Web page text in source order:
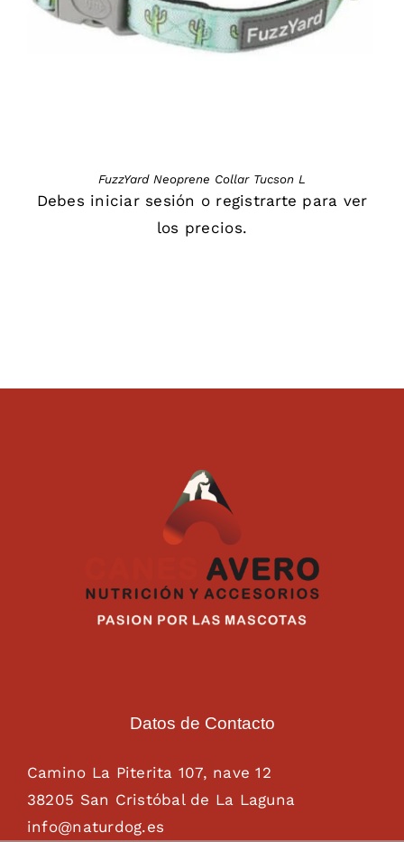
FuzzYard Neoprene Collar Tucson L
Debes iniciar sesión o registrarte para ver
los precios.
Datos de Contacto
Camino La Piterita 107, nave 12
38205 San Cristóbal de La Laguna
info@naturdog.es